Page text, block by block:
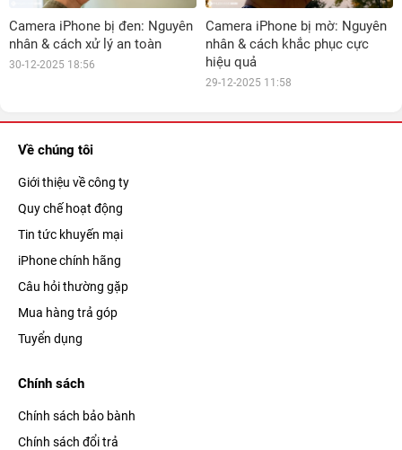
Camera iPhone bị đen: Nguyên
nhân & cách xử lý an toàn
30-12-2025 18:56
Camera iPhone bị mờ: Nguyên
nhân & cách khắc phục cực
hiệu quả
29-12-2025 11:58
Về chúng tôi
Giới thiệu về công ty
Quy chế hoạt động
Tin tức khuyến mại
iPhone chính hãng
Câu hỏi thường gặp
Mua hàng trả góp
Tuyển dụng
Chính sách
Chính sách bảo bành
Chính sách đổi trả